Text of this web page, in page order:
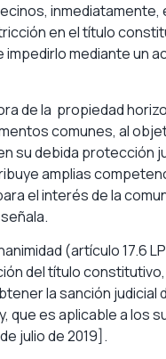
inmediatamente,
en el título
mediante un
de la propiedad
comunes, al
su debida protección
amplias
el interés de la
(artículo 17.6
del título
la sanción judicial
que es aplicable a los
julio de 2019].